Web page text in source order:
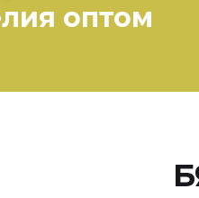
оптом